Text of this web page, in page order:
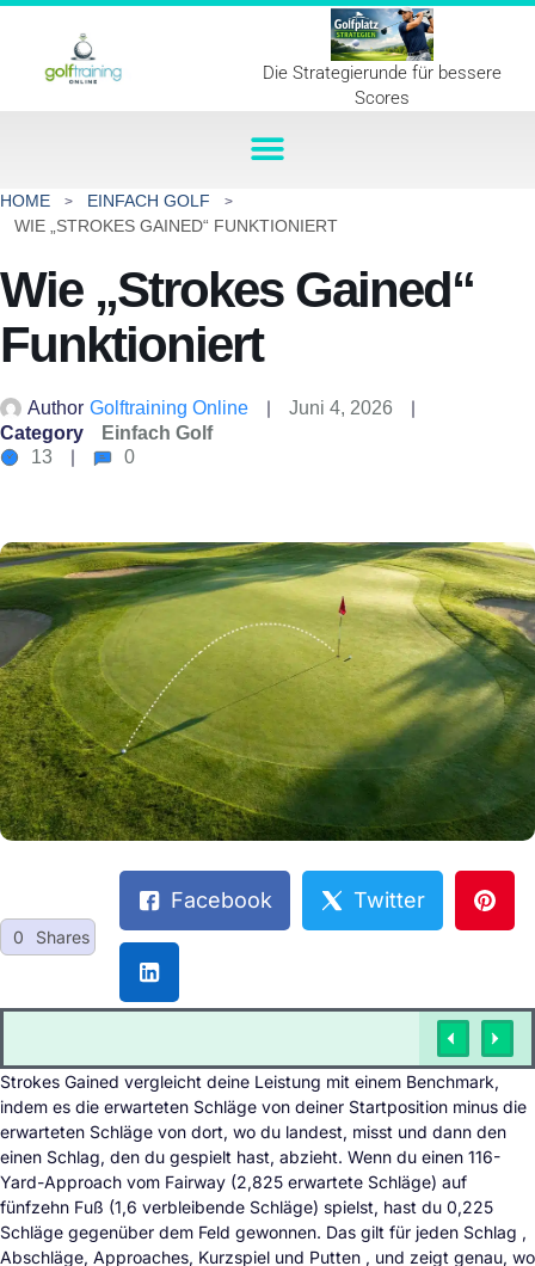
Die Strategierunde für bessere
Scores
HOME
EINFACH GOLF
WIE „STROKES GAINED“ FUNKTIONIERT
Wie „Strokes Gained“
Funktioniert
Author Golftraining Online
Juni 4, 2026
Category
Einfach Golf
13
0
0 Shares
Facebook Twitter
Strokes Gained vergleicht deine Leistung mit einem Benchmark,
indem es die erwarteten Schläge von deiner Startposition minus die
erwarteten Schläge von dort, wo du landest, misst und dann den
einen Schlag, den du gespielt hast, abzieht. Wenn du einen 116-
Yard-Approach vom Fairway (2,825 erwartete Schläge) auf
fünfzehn Fuß (1,6 verbleibende Schläge) spielst, hast du 0,225
Schläge gegenüber dem Feld gewonnen. Das gilt für jeden Schlag ,
Abschläge, Approaches, Kurzspiel und Putten , und zeigt genau, wo